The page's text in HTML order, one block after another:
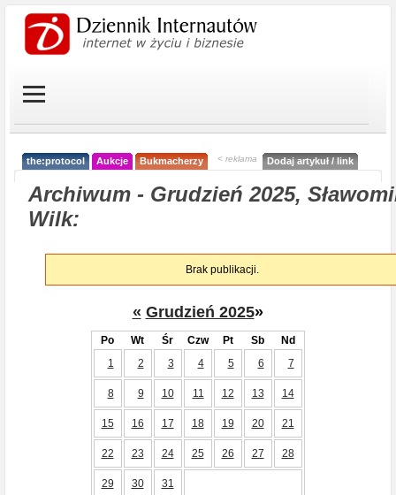
the:protocol Aukcje Bukmacherzy < reklama Dodaj artykuł / link
Archiwum - Grudzień 2025,
Wilk:
Brak publikacji.
« Grudzień 2025»
Po Wt Śr Czw Pt Sb
Nd
1
2 3 4 5 6 7
8 9 10 11 12 13 14
15 16 17 18 19 20 21
22 23 24 25 26 27 28
29 30 31